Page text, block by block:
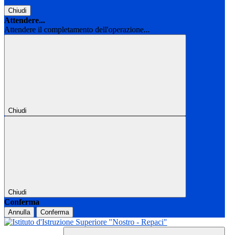
Chiudi
Attendere...
Attendere il completamento dell'operazione...
Chiudi
Chiudi
Conferma
Annulla Conferma